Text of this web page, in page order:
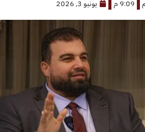
يونيو 3, 2026